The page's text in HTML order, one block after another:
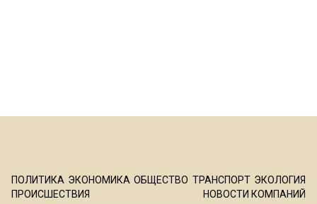
ПОЛИТИКА ЭКОНОМИКА ОБЩЕСТВО ТРАНСПОРТ ЭКОЛОГИЯ
ПРОИСШЕСТВИЯ
НОВОСТИ КОМПАНИЙ